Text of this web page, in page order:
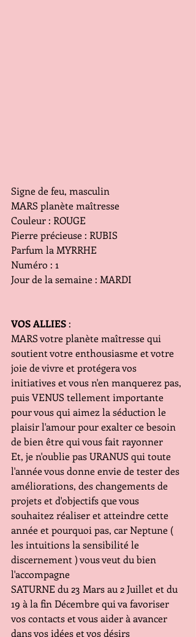
Signe de feu, masculin
MARS planète maîtresse
Couleur : ROUGE
Pierre précieuse : RUBIS
Parfum la MYRRHE
Numéro : 1
Jour de la semaine : MARDI
VOS ALLIES :
MARS votre planète maîtresse qui
soutient votre enthousiasme et votre
joie de vivre et protégera vos
initiatives et vous n'en manquerez pas,
puis VENUS tellement importante
pour vous qui aimez la séduction le
plaisir l'amour pour exalter ce besoin
de bien être qui vous fait rayonner
Et, je n'oublie pas URANUS qui toute
l'année vous donne envie de tester des
améliorations, des changements de
projets et d'objectifs que vous
souhaitez réaliser et atteindre cette
année et pourquoi pas, car Neptune (
les intuitions la sensibilité le
discernement ) vous veut du bien
l'accompagne
SATURNE du 23 Mars au 2 Juillet et du
19 à la fin Décembre qui va favoriser
vos contacts et vous aider à avancer
dans vos idées et vos désirs